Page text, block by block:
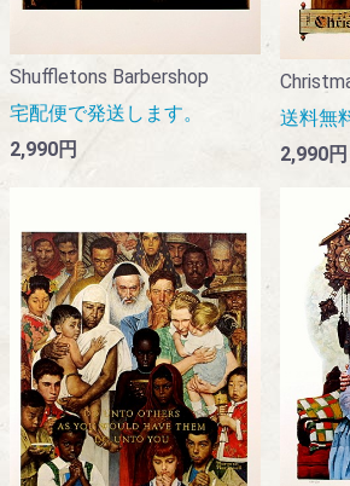
Shuffletons Barbershop
宅配便で発送します。
2,990円
送料無
2,990円